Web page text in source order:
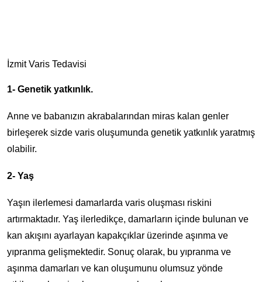
İzmit Varis Tedavisi
1- Genetik yatkınlık.
Anne ve babanızın akrabalarından miras kalan genler
birleşerek sizde varis oluşumunda genetik yatkınlık yaratmış
olabilir.
2- Yaş
Yaşın ilerlemesi damarlarda varis oluşması riskini
artırmaktadır. Yaş ilerledikçe, damarların içinde bulunan ve
kan akışını ayarlayan kapakçıklar üzerinde aşınma ve
yıpranma gelişmektedir. Sonuç olarak, bu yıpranma ve
aşınma damarları ve kan oluşumunu olumsuz yönde